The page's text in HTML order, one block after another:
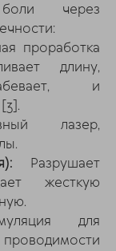
через
проработка
длину,
и
[3].
лазер,
Разрушает
жесткую
для